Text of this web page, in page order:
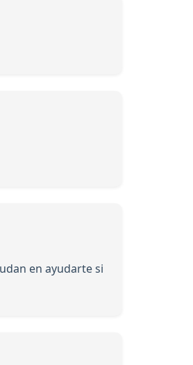
en ayudarte si